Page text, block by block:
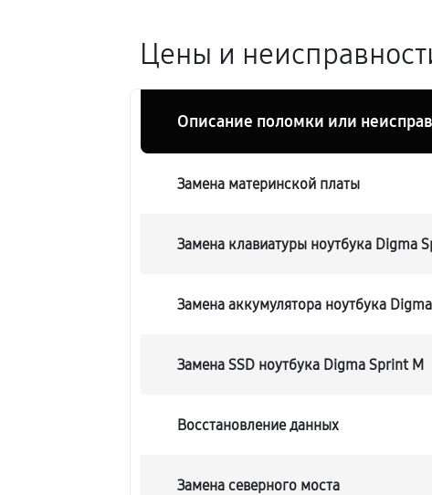
Цены и
Описание поломки или
Замена материнской платы
Замена клавиатуры ноутбука Digma
Замена аккумулятора ноутбука
Замена SSD ноутбука Digma Sprint M
Восстановление данных
Замена северного моста